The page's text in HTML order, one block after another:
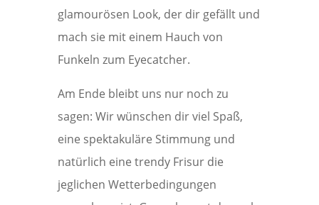
glamourösen Look, der dir gefällt und
mach sie mit einem Hauch von
Funkeln zum Eyecatcher.
Am Ende bleibt uns nur noch zu
sagen: Wir wünschen dir viel Spaß,
eine spektakuläre Stimmung und
natürlich eine trendy Frisur die
jeglichen Wetterbedingungen